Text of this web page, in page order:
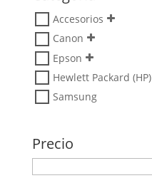
Accesorios
Canon
Epson
Hewlett Packard (HP)
Samsung
Precio